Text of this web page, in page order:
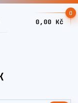
0
0,00 Kč